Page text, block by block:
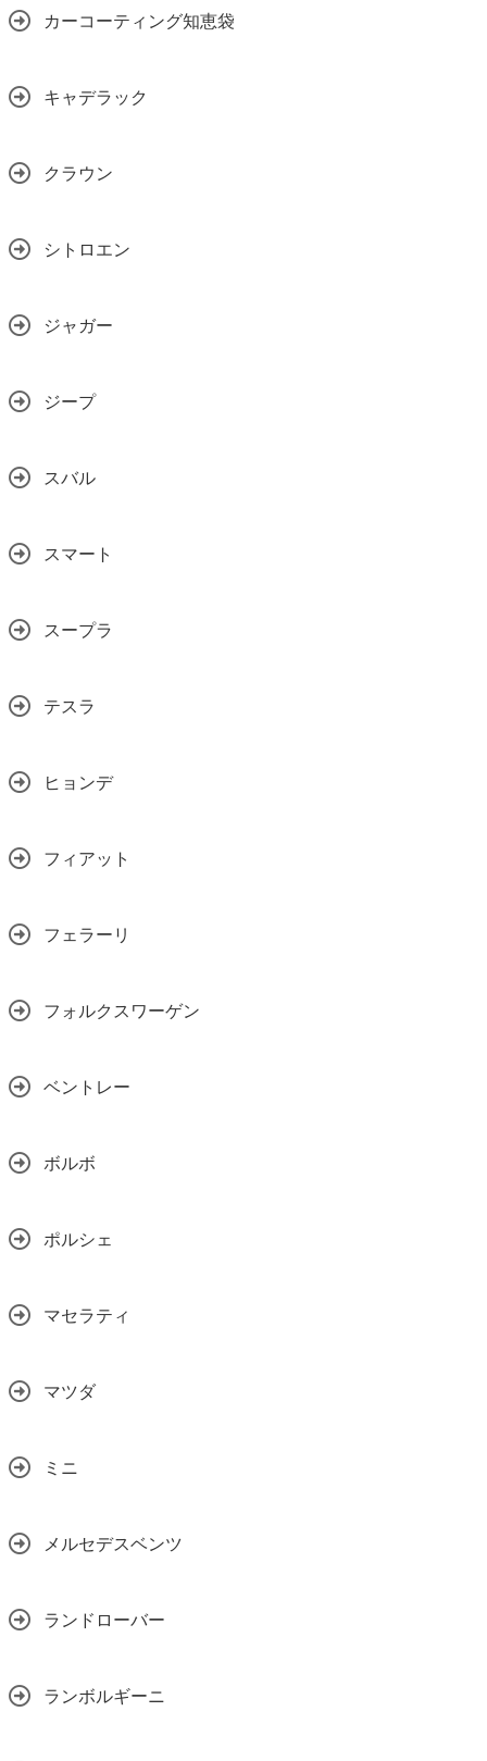
カーコーティング知恵袋
キャデラック
クラウン
シトロエン
ジャガー
ジープ
スバル
スマート
スープラ
テスラ
ヒョンデ
フィアット
フェラーリ
フォルクスワーゲン
ベントレー
ボルボ
ポルシェ
マセラティ
マツダ
ミニ
メルセデスベンツ
ランドローバー
ランボルギーニ